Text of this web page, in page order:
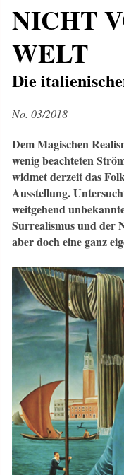
NICHT
WELT
Die
No. 03/2018
Dem Magischen
wenig beachteten
widmet derzeit das
Ausstellung.
weitgehend
Surrealismus und der
aber doch eine ganz